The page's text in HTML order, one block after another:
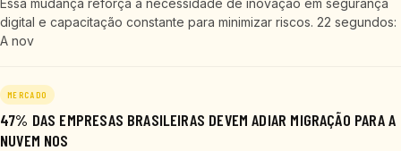
Essa mudança reforça a necessidade de inovação em segurança
digital e capacitação constante para minimizar riscos. 22 segundos:
A nov
MERCADO
47% DAS EMPRESAS BRASILEIRAS DEVEM ADIAR MIGRAÇÃO PARA A
NUVEM NOS